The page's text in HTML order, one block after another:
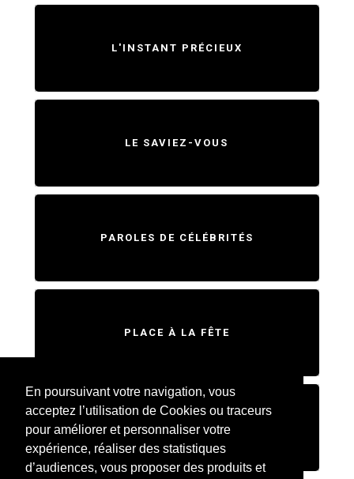
En poursuivant votre navigation, vous
acceptez l’utilisation de Cookies ou traceurs
pour améliorer et personnaliser votre
expérience, réaliser des statistiques
d’audiences, vous proposer des produits et
L'INSTANT PRÉCIEUX
LE SAVIEZ-VOUS
PAROLES DE CÉLÉBRITÉS
PLACE À LA FÊTE
SWEET HOME